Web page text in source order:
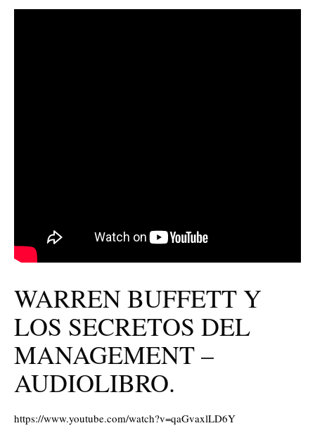
WARREN BUFFETT Y
LOS SECRETOS DEL
MANAGEMENT –
AUDIOLIBRO.
https://www.youtube.com/watch?v=qaGvaxlLD6Y